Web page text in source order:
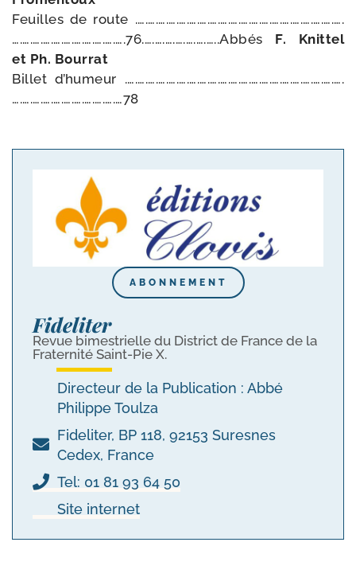
Feuilles de route .….….….….….….….….….….….….….….….….….….….….
….….….….….….….….….….….76.….….….….….….…..Abbés F. Knittel
et Ph. Bourrat
Billet d’hu­meur .….….….….….….….….….….….….….….….….….….….….….
….….….….….….….….….….…78
ABONNEMENT
Fideliter
Revue bimestrielle du District de France de la
Fraternité Saint-Pie X.
Directeur de la Publication : Abbé
Philippe Toulza
Fideliter, BP 118, 92153 Suresnes
Cedex, France
Tel: 01 81 93 64 50
Site internet